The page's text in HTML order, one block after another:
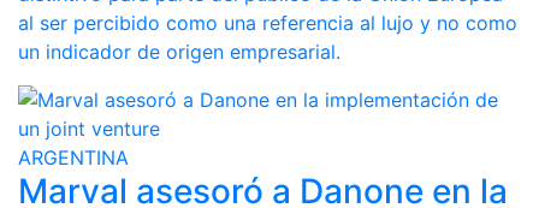
al ser percibido como una referencia al lujo y no como
un indicador de origen empresarial.
ARGENTINA
Marval asesoró a Danone en la